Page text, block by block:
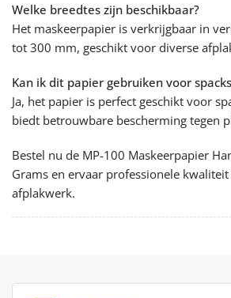
Welke breedtes zijn beschikbaar?
Het maskeerpapier is verkrijgbaar in
tot 300 mm, geschikt voor diverse
Kan ik dit papier gebruiken voor
Ja, het papier is perfect geschikt voor
biedt betrouwbare bescherming tegen
Bestel nu de MP-100 Maskeerpapier
Grams en ervaar professionele
afplakwerk.